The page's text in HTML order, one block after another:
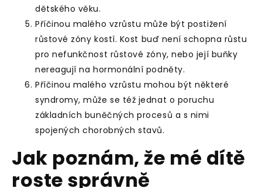
dětského věku.
Příčinou malého vzrůstu může být postižení
růstové zóny kostí. Kost buď není schopna růstu
pro nefunkčnost růstové zóny, nebo její buňky
nereagují na hormonální podněty.
Příčinou malého vzrůstu mohou být některé
syndromy, může se též jednat o poruchu
základních buněčných procesů a s nimi
spojených chorobných stavů.
Jak poznám, že mé dítě
roste správně